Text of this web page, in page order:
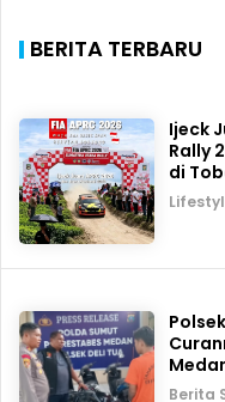
BERITA TERBARU
Ijeck
Rally
di
Curanmor Berulang
Berita